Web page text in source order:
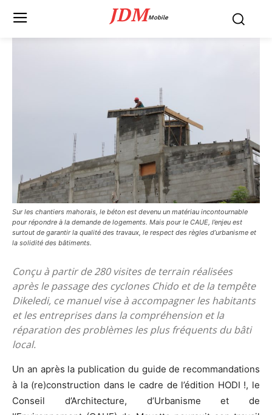
JDMMobile
Sur les chantiers mahorais, le béton est devenu un matériau incontournable
pour répondre à la demande de logements. Mais pour le CAUE, l’enjeu est
surtout de garantir la qualité des travaux, le respect des règles d’urbanisme et
la solidité des bâtiments.
Conçu à partir de 280 visites de terrain réalisées
après le passage des cyclones Chido et de la tempête
Dikeledi, ce manuel vise à accompagner les habitants
et les entreprises dans la compréhension et la
réparation des problèmes les plus fréquents du bâti
local.
Un an après la publication du guide de recommandations
à la (re)construction dans le cadre de l’édition HODI !, le
Conseil d’Architecture, d’Urbanisme et de